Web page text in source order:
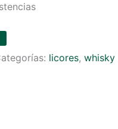
licores, whisky